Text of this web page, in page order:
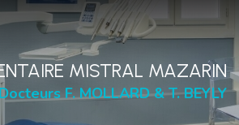
MISTRAL MAZARIN
Docteurs F. MOLLARD & T. BEYLY